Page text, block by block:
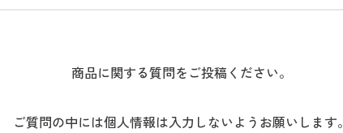
商品に関する質問をご投稿ください。
ご質問の中には個人情報は入力しないようお願いします。